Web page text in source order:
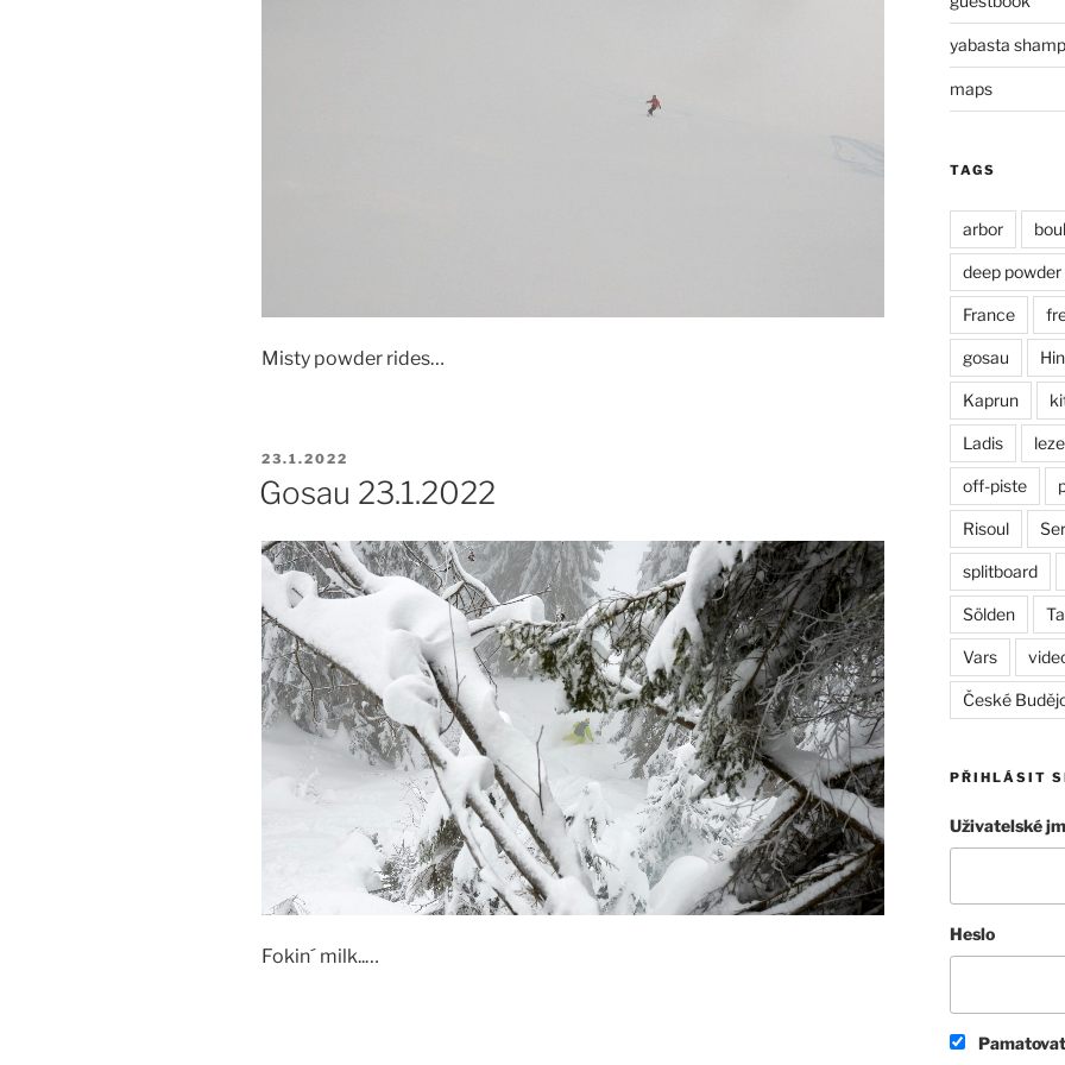
Misty powder rides…
PUBLIKOVÁNO
23.1.2022
Gosau 23.1.2022
Fokin´ milk..…
yabasta
maps
TAGS
arbor
deep powder
France
gosau
Kaprun
Ladis
off-piste
Risoul
splitboard
Sölden
Vars
České
PŘIHLÁSIT
Uživatelské
Heslo